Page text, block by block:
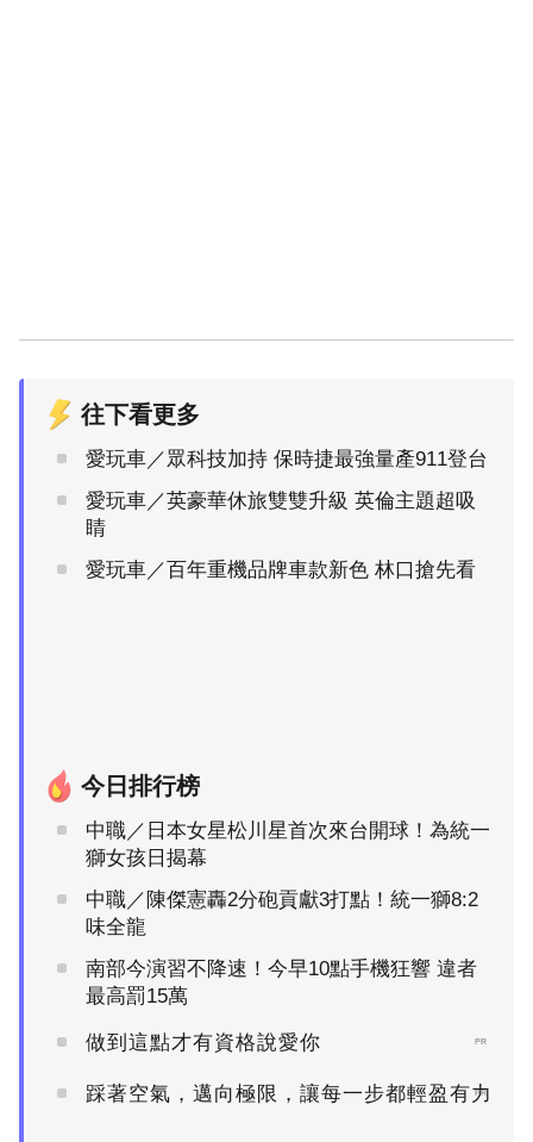
往下看更多
愛玩車／眾科技加持 保時捷最強量產911登台
愛玩車／英豪華休旅雙雙升級 英倫主題超吸
睛
愛玩車／百年重機品牌車款新色 林口搶先看
今日排行榜
中職／日本女星松川星首次來台開球！為統一
獅女孩日揭幕
中職／陳傑憲轟2分砲貢獻3打點！統一獅8:2
味全龍
南部今演習不降速！今早10點手機狂響 違者
最高罰15萬
做到這點才有資格說愛你 PR
踩著空氣，邁向極限，讓每一步都輕盈有力
PR